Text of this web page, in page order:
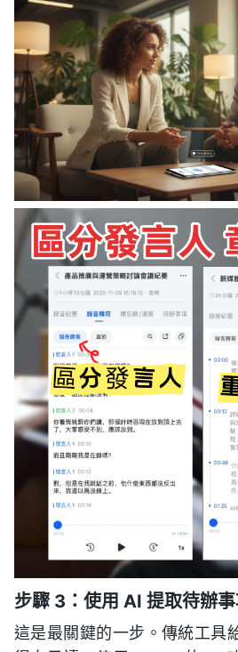
步驟 3：使用 AI 提取待辦
這是最關鍵的一步。傳統工具